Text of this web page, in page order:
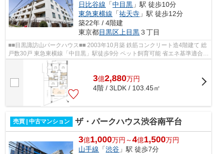
日比谷線 「中目黒 」駅 徒歩10分
東急東横線 「祐天寺 」駅 徒歩12分
築22年 / 4階建
東京都目黒区上目黒３丁目
■■目黒諏訪山パークハウス■■ 2003年10月築 鉄筋コンクリート造4階建て 総
戸数30戸 東急東横線「中目黒」駅徒歩9分 ペット飼育可能 省エネ基準適合
オートロック 宅配ボックス
3億2,880万円
4階 / 3LDK / 103.45㎡
売買 | 中古マンション ザ・パークハウス渋谷南平台
3億1,000万円～4億1,500万円
山手線 「渋谷 」駅 徒歩7分